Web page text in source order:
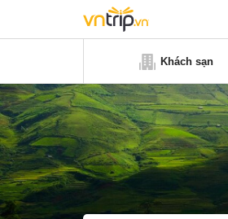
Khách sạn